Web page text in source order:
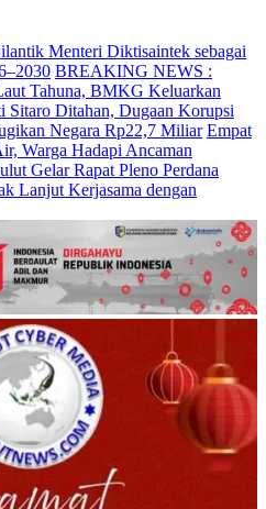
Menteri Diktisaintek sebagai
BREAKING NEWS :
Tahuna, BMKG Keluarkan
Sitaro Ditahan, Dugaan Korupsi
Negara Rp22,7 Miliar Empat
Warga Hadapi Ancaman
Gelar Rapat Pleno Perdana
Lanjut Kerjasama dengan